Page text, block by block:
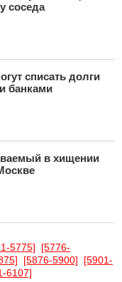
соседа
списать долги
банками
в хищении
5775]
[5776-
[5876-5900]
[5901-
6107]